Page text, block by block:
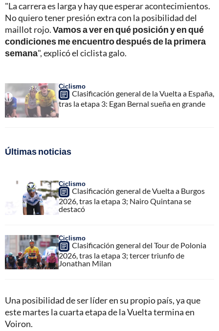
"La carrera es larga y hay que esperar acontecimientos.
No quiero tener presión extra con la posibilidad del
maillot rojo.Vamos a ver en qué posición y en qué
condiciones me encuentro después de la primera
semana", explicó el ciclista galo.
Ciclismo
Clasificación general de la Vuelta a España,
tras la etapa 3: Egan Bernal sueña en grande
Últimas noticias
Ciclismo
Clasificación general de Vuelta a Burgos
2026, tras la etapa 3; Nairo Quintana se
destacó
Ciclismo
Clasificación general del Tour de Polonia
2026, tras la etapa 3; tercer triunfo de
Jonathan Milan
Una posibilidad de ser líder en su propio país, ya que
este martes la cuarta etapa de la Vuelta termina en
Voiron.